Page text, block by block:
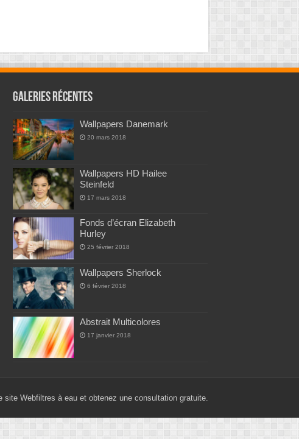
Galeries Récentes
Wallpapers Danemark
20 mars 2018
Wallpapers HD Hailee
Steinfeld
17 mars 2018
Fonds d’écran Elizabeth
Hurley
25 février 2018
Wallpapers Sherlock
6 février 2018
Abstrait Multicolores
17 janvier 2018
site Webfiltres à eauet obtenez une consultation gratuite.